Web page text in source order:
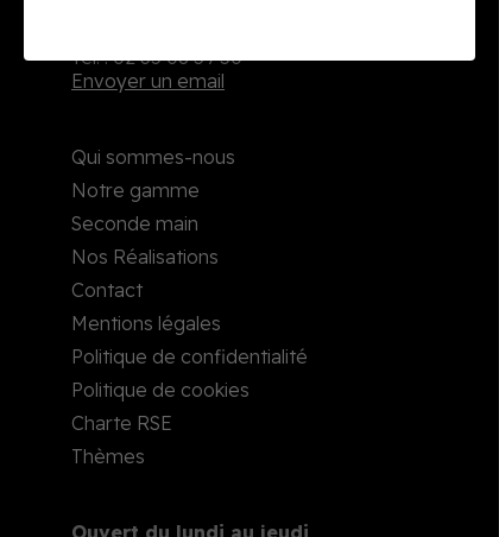
Tél. : 02 35 08 59 50
Envoyer un email
Qui sommes-nous
Notre gamme
Seconde main
Nos Réalisations
Contact
Mentions légales
Politique de confidentialité
Politique de cookies
Charte RSE
Thèmes